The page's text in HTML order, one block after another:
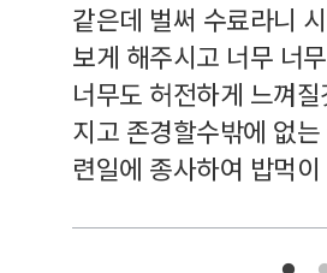
같은데 벌써 수료라니
보게 해주시고 너무 너
너무도 허전하게 느껴
지고 존경할수밖에 없
련일에 종사하여 밥먹